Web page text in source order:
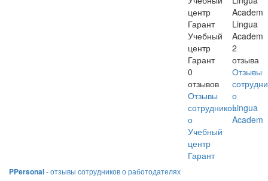
Учебный
центр
Гарант
0
отзывов
Отзывы
сотрудников
о
Учебный
центр
Гарант
Lingua
Academ
2
отзыва
Отзывы
о
Lingua
Academ
PPersonal- отзывы сотрудников о работодателях